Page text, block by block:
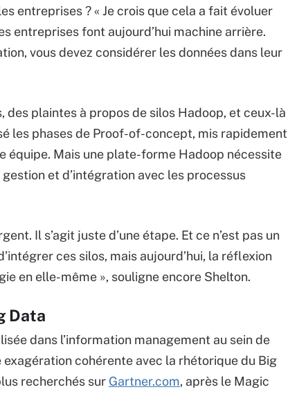
entreprises ? « Je crois que cela a fait évoluer
entreprises font aujourd’hui machine arrière.
vous devez considérer les données dans leur
des plaintes à propos de silos Hadoop, et ceux-là
les phases de Proof-of-concept, mis rapidement
équipe. Mais une plate-forme Hadoop nécessite
et d’intégration avec les processus
Il s’agit juste d’une étape. Et ce n’est pas un
ces silos, mais aujourd’hui, la réflexion
en elle-même », souligne encore Shelton.
Data
dans l’information management au sein de
cohérente avec la rhétorique du Big
recherchés sur Gartner.com, après le Magic